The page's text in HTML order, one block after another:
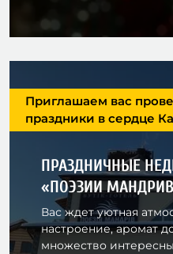
Приглашаем вас
праздники в сердце
ПРАЗДНИЧНЫЕ
«ПОЭЗИИ
Вас ждет уютная
настроение, аромат
множество